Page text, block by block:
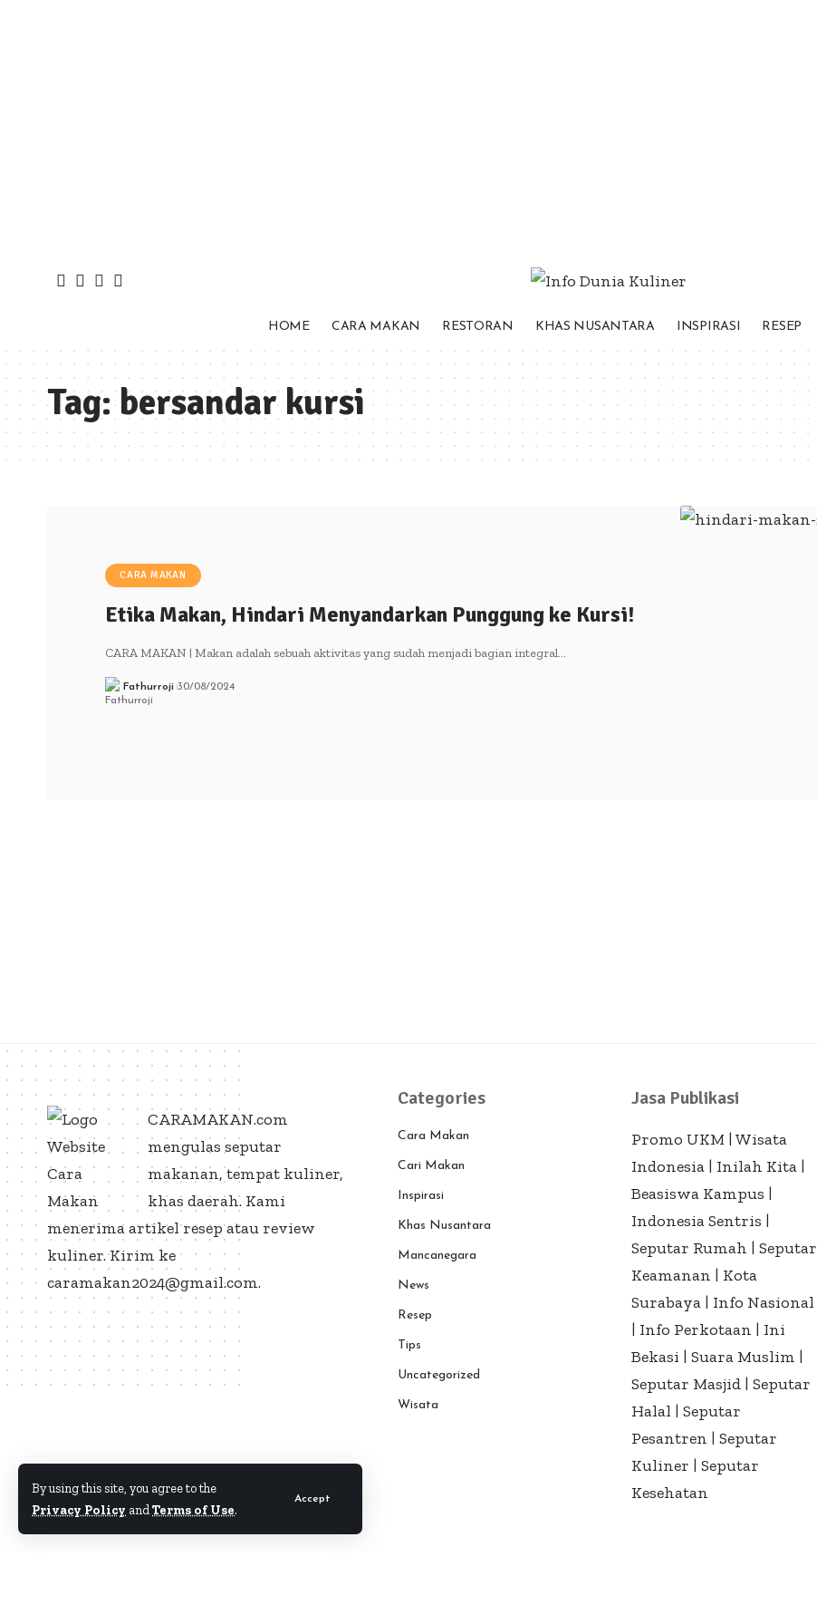
By using this site, you agree to the
Privacy Policy andTerms of Use.
Accept
HOME CARA MAKAN RESTORAN KHAS NUSANTARA INSPIRASI RESEP
Tag:bersandar kursi
CARA MAKAN
Etika Makan, Hindari Menyandarkan Punggung ke Kursi!
CARA MAKAN | Makan adalah sebuah aktivitas yang sudah menjadi bagian integral…
Fathurroji 30/08/2024
CARAMAKAN.com
mengulas seputar
makanan, tempat kuliner,
khas daerah. Kami
menerima artikel resep atau review
kuliner. Kirim ke
caramakan2024@gmail.com.
Categories
Cara Makan
Cari Makan
Inspirasi
Khas Nusantara
Mancanegara
News
Resep
Tips
Uncategorized
Wisata
Jasa Publikasi
Promo UKM | Wisata
Indonesia | Inilah Kita |
Beasiswa Kampus |
Indonesia Sentris |
Seputar Rumah | Seputar
Keamanan | Kota
Surabaya | Info Nasional
| Info Perkotaan | Ini
Bekasi | Suara Muslim |
Seputar Masjid | Seputar
Halal | Seputar
Pesantren | Seputar
Kuliner | Seputar
Kesehatan